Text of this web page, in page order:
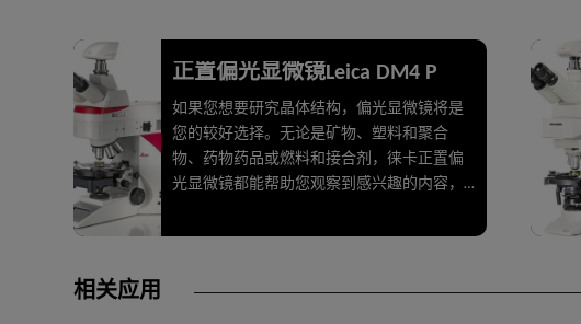
正置偏光显微镜Leica DM4 P
如果您想要研究晶体结构，偏光显微镜将是
您的较好选择。无论是矿物、塑料和聚合
物、药物药品或燃料和接合剂，徕卡正置偏
光显微镜都能帮助您观察到感兴趣的内容，
相关应用